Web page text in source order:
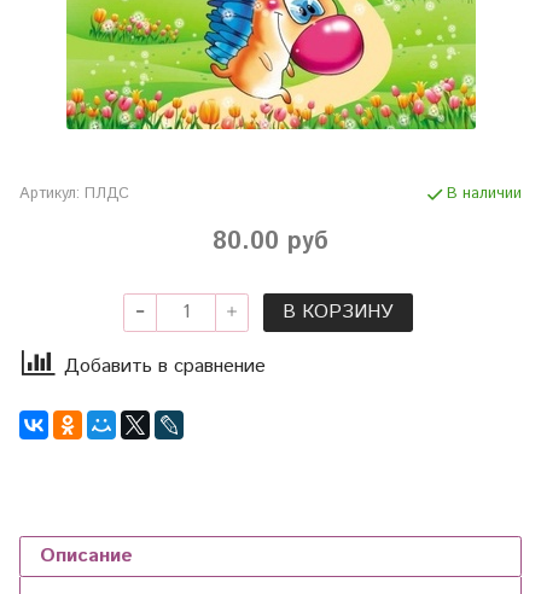
Артикул: ПЛДС В наличии
80.00 руб
В КОРЗИНУ
Добавить в сравнение
Описание